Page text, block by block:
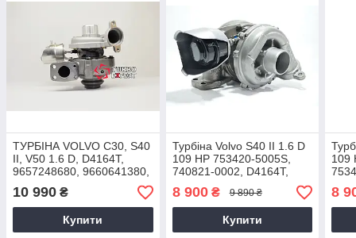
ТУРБІНА VOLVO C30, S40
II, V50 1.6 D, D4164T,
9657248680, 9660641380,
750030-0002
10 990 ₴
Купити
Турбіна Volvo S40 II 1.6 D
109 HP 753420-5005S,
740821-0002, D4164T,
9650764480, Y60113700G,
2004+
8 900₴ 9 890 ₴
Купити
109
8